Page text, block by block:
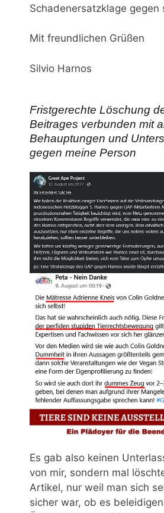
Schadenersatzklage gegen
Mit freundlichen Grüßen
Silvio Harnos
Fristgerechte Löschung
Beitrages verbunden mit
Behauptungen und
gegen meine Person
Es gab also keinen
von mir, sondern mal
Artikel, nur weil man sich
sicher war, ob es